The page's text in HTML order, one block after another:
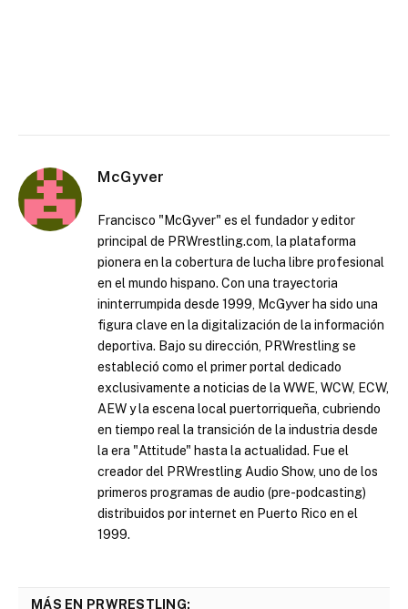
McGyver
Francisco "McGyver" es el fundador y editor
principal de PRWrestling.com, la plataforma
pionera en la cobertura de lucha libre profesional
en el mundo hispano. Con una trayectoria
ininterrumpida desde 1999, McGyver ha sido una
figura clave en la digitalización de la información
deportiva. Bajo su dirección, PRWrestling se
estableció como el primer portal dedicado
exclusivamente a noticias de la WWE, WCW, ECW,
AEW y la escena local puertorriqueña, cubriendo
en tiempo real la transición de la industria desde
la era "Attitude" hasta la actualidad. Fue el
creador del PRWrestling Audio Show, uno de los
primeros programas de audio (pre-podcasting)
distribuidos por internet en Puerto Rico en el
1999.
MÁS EN PRWRESTLING: